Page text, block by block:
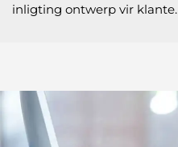
inligting ontwerp vir klante.